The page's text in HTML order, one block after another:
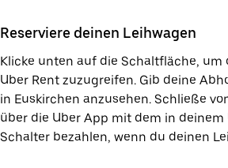
Reserviere deinen Leihwagen
Klicke unten auf die Schaltfläche,
Uber Rent zuzugreifen. Gib deine
in Euskirchen anzusehen. Schließe
über die Uber App mit dem in
Schalter bezahlen, wenn du deinen